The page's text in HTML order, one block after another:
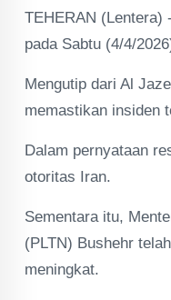
TEHERAN
pada Sabtu (4/4/
Mengutip dari Al
memastikan insiden
Dalam pernyataan
otoritas Iran.
Sementara itu,
(PLTN) Bushehr
meningkat.